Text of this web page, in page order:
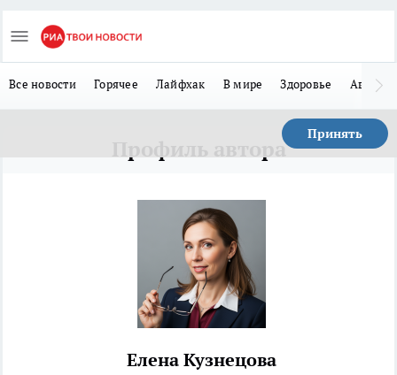
Все новости Горячее Лайфхак В мире Здоровье Авто
Принять
Профиль автора
Елена Кузнецова